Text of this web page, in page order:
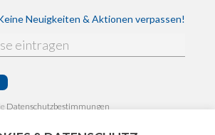
Neuigkeiten & Aktionen verpassen!
Datenschutzbestimmungen